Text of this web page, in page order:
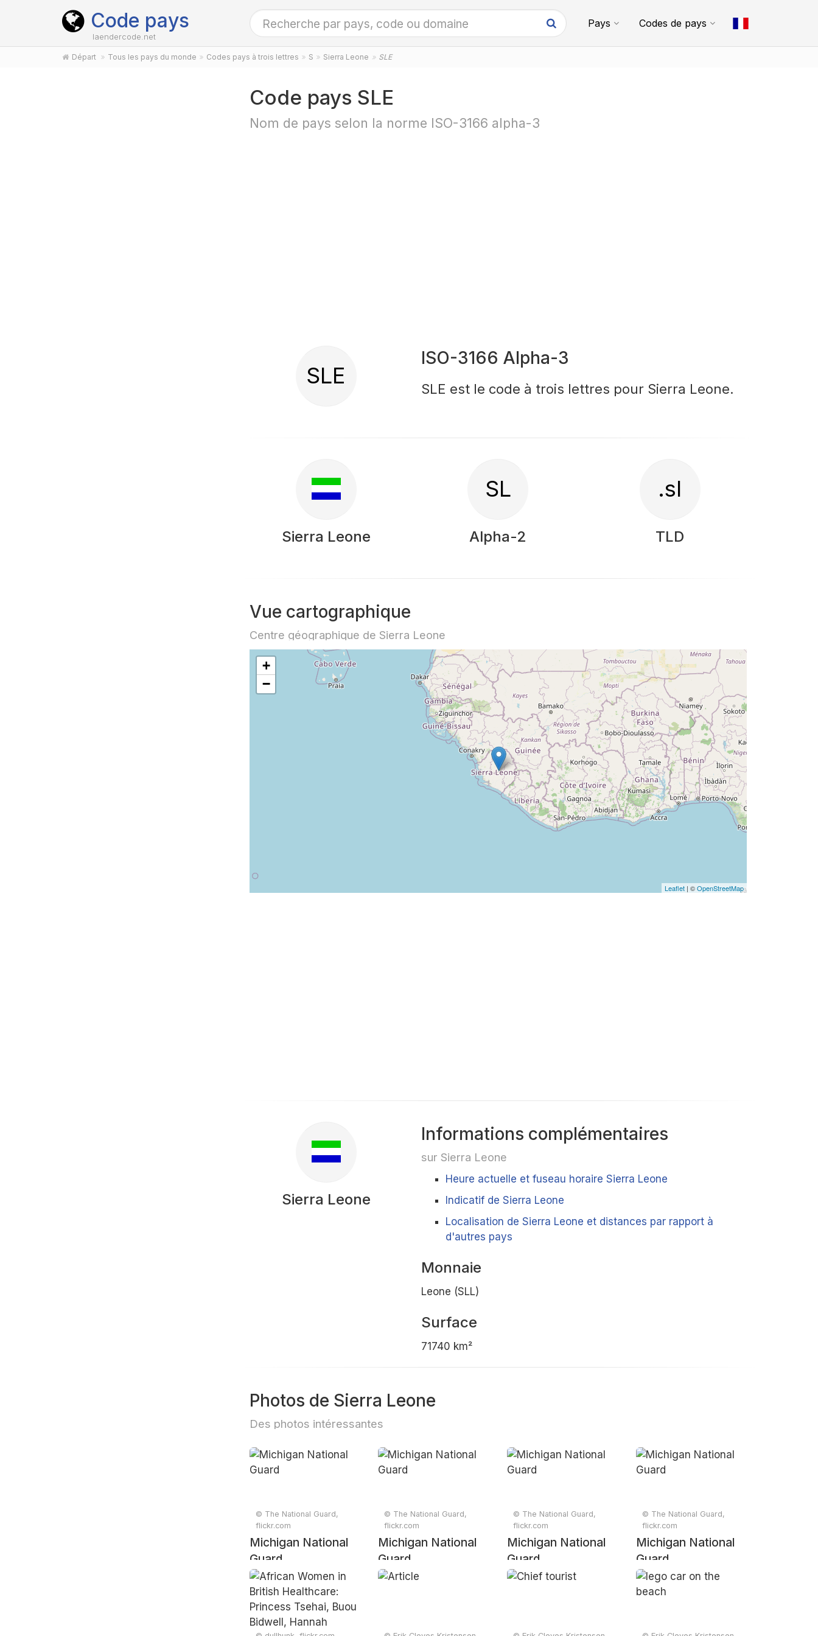
Code pays
laendercode.net
Pays Codes de pays
Départ Tous les pays du monde Codes pays à trois lettres S Sierra Leone SLE
Code pays SLE
Nom de pays selon la norme ISO-3166 alpha-3
SLE
ISO-3166 Alpha-3
SLE est le code à trois lettres pour Sierra Leone.
Sierra Leone
SL
Alpha-2
.sl
TLD
Vue cartographique
Centre géographique de Sierra Leone
+
−
Leaflet | ©OpenStreetMap
Sierra Leone
Informations complémentaires
sur Sierra Leone
Heure actuelle et fuseau horaire Sierra Leone
Indicatif de Sierra Leone
Localisation de Sierra Leone et distances par rapport à
d'autres pays
Monnaie
Leone (SLL)
Surface
71740 km²
Photos de Sierra Leone
Des photos intéressantes
© The National Guard,
flickr.com
Michigan National
Guard
© The National Guard,
flickr.com
Michigan National
Guard
© The National Guard,
flickr.com
Michigan National
Guard
© The National Guard,
flickr.com
Michigan National
Guard